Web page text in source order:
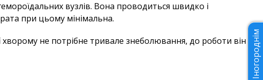
вузлів. Вона проводиться швидко і
при цьому мінімальна.
не потрібне тривале знеболювання, до роботи він
Іногороднім